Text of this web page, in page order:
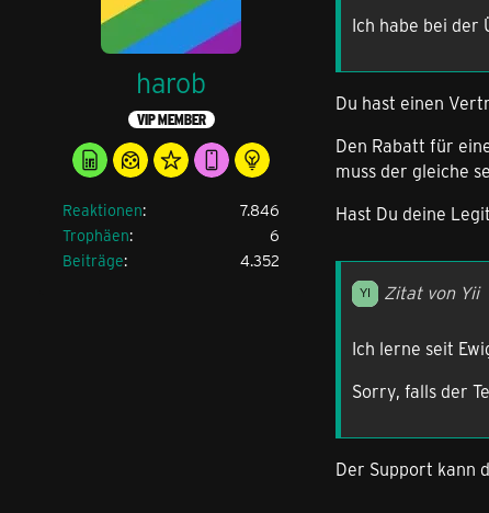
harob
VIP MEMBER
Reaktionen
7.846
Trophäen
6
Beiträge
4.352
Ich habe bei der
Du hast einen
Den Rabatt für
muss der gleiche
Hast Du deine
Zitat von Yii
Ich lerne seit
Sorry, falls der
Der Support kann